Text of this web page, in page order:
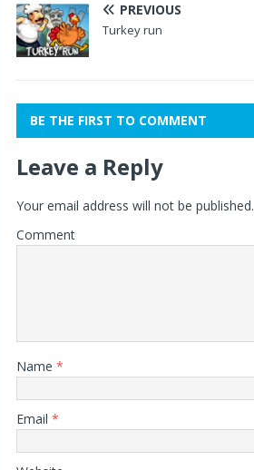
PREVIOUS
Turkey run
BE THE FIRST TO COMMENT
Leave a Reply
Your email address will not be published.
Comment
Name *
Email *